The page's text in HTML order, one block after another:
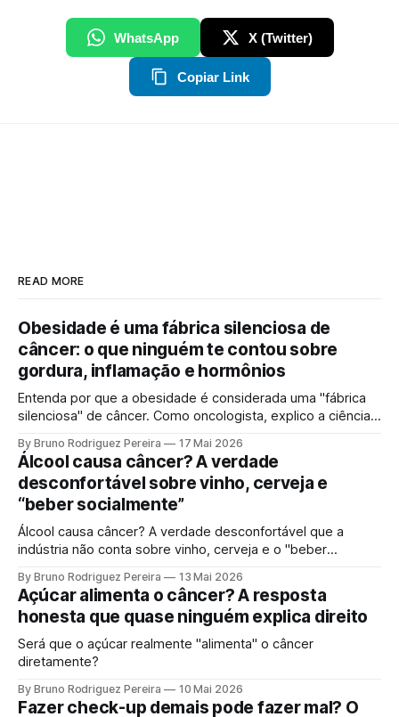
WhatsApp X (Twitter)
Copiar Link
READ MORE
Obesidade é uma fábrica silenciosa de
câncer: o que ninguém te contou sobre
gordura, inflamação e hormônios
Entenda por que a obesidade é considerada uma "fábrica
silenciosa" de câncer. Como oncologista, explico a ciência
desequilíbrio hormonal que alimentam tumores.
By Bruno Rodriguez Pereira 17 Mai 2026
Álcool causa câncer? A verdade
desconfortável sobre vinho, cerveja e
“beber socialmente”
Álcool causa câncer? A verdade desconfortável que a
indústria não conta sobre vinho, cerveja e o "beber
ciência moderna não sustenta mais a ideia de uma "dose
segura".
By Bruno Rodriguez Pereira 13 Mai 2026
Açúcar alimenta o câncer? A resposta
honesta que quase ninguém explica direito
Será que o açúcar realmente "alimenta" o câncer
diretamente?
By Bruno Rodriguez Pereira 10 Mai 2026
Fazer check-up demais pode fazer mal? O